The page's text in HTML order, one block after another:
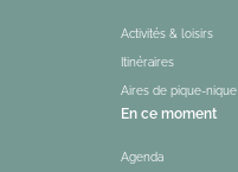
Activités & loisirs
Itinéraires
Aires de pique-nique
En ce moment
Agenda